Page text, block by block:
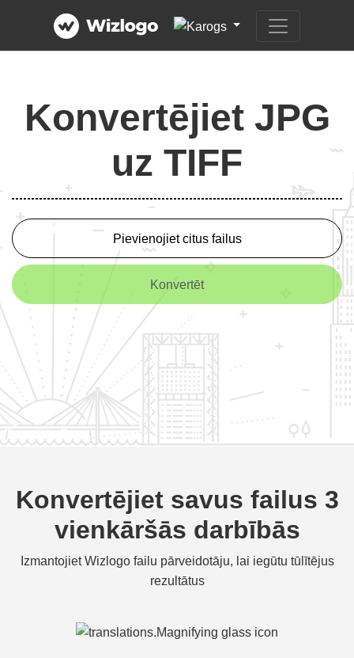
Konvertējiet JPG
uz TIFF
Pievienojiet citus failus
Konvertēt
Konvertējiet savus failus 3
vienkāršās darbībās
Izmantojiet Wizlogo failu pārveidotāju, lai iegūtu tūlītējus
rezultātus